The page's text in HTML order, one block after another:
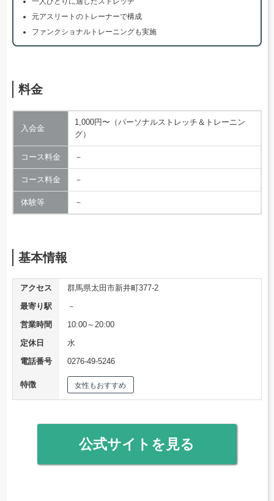
元アスリートのトレーナーで構成
ファンクショナルトレーニングも実施
料金
入会金
1,000円〜（パーソナルストレッチ＆トレーニン
グ）
コース料金 －
コース料金 －
体験等 －
基本情報
アクセス
群馬県太田市新井町377-2
最寄り駅
－
営業時間
10:00～20:00
定休日
水
電話番号
0276-49-5246
特徴 女性もおすすめ
公式サイトを見る